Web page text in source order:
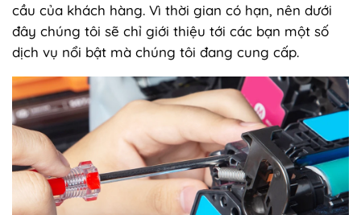
cầu của khách hàng. Vì thời gian có hạn, nên dưới
đây chúng tôi sẽ chỉ giới thiệu tới các bạn một số
dịch vụ nổi bật mà chúng tôi đang cung cấp.